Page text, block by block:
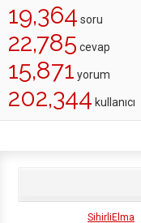
19,364 soru
22,785 cevap
15,871 yorum
202,344 kullanıcı
SihirliElma